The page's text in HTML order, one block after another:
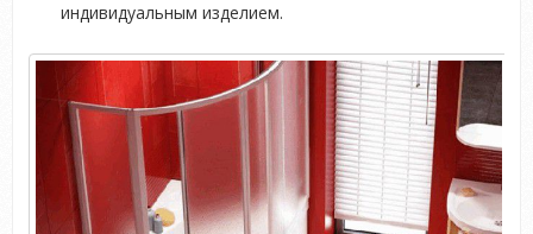
индивидуальным изделием.